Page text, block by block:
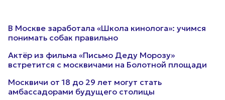
В Москве заработала «Школа кинолога»: учимся
понимать собак правильно
Актёр из фильма «Письмо Деду Морозу»
встретится с москвичами на Болотной площади
Москвичи от 18 до 29 лет могут стать
амбассадорами будущего столицы